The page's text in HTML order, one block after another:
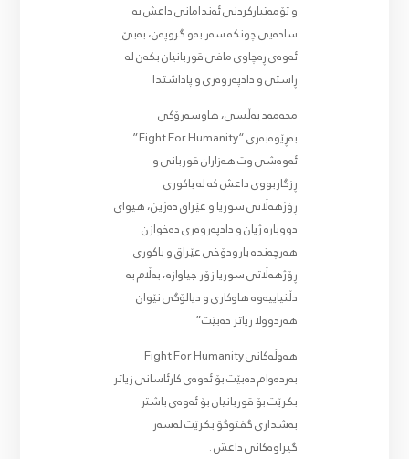
و تۆمەتبارکردنی ئەندامانی داعش بە
سادەیی چونکە سەر بەو گروپەن، بەبێ
ئەوەی ڕەچاوی مافی قوربانیان بکەن لە
ڕاستی و دادپەروەری و پاداشتدا
محەمەد بەڵسی، هاوسەرۆکی
بەڕێوەبەری “Fight For Humanity”
ئەوەشی وت هەزاران قوربانی و
ڕزگاربووی داعش کە لە باکوری
ڕۆژهەڵاتی سوریا و عێراق دەژین، هیوای
دووبارە ژیان و دادپەروەری دەخوازن
هەرچەندە بارودۆخی عێراق و باکوری
ڕۆژهەڵاتی سوریا زۆر جیاوازە، بەڵام بە
دڵنیاییەوە هاوکاری و دیالۆگی نێوان
هەردوولا زیاتر دەبێت”
هەوڵەکانی Fight For Humanity
بەردەوام دەبێت بۆ ئەوەی کارئاسانی زیاتر
بکرێت بۆ قوربانیان بۆ ئەوەی باشتر
بەشداری گفتوگۆ بکرێت لەسەر
گیراوەکانی داعش .